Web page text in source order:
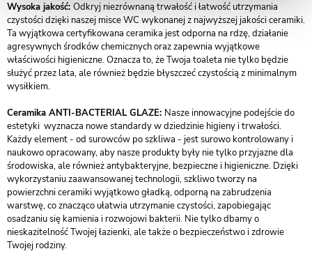
Wysoka jakość: Odkryj niezrównaną trwałość i łatwość utrzymania
czystości dzięki naszej misce WC wykonanej z najwyższej jakości ceramiki.
Ta wyjątkowa certyfikowana ceramika jest odporna na rdzę, działanie
agresywnych środków chemicznych oraz zapewnia wyjątkowe
właściwości higieniczne. Oznacza to, że Twoja toaleta nie tylko będzie
służyć przez lata, ale również będzie błyszczeć czystością z minimalnym
wysiłkiem.
Ceramika ANTI-BACTERIAL GLAZE: Nasze innowacyjne podejście do
estetyki wyznacza nowe standardy w dziedzinie higieny i trwałości.
Każdy element - od surowców po szkliwa - jest surowo kontrolowany i
naukowo opracowany, aby nasze produkty były nie tylko przyjazne dla
środowiska, ale również antybakteryjne, bezpieczne i higieniczne. Dzięki
wykorzystaniu zaawansowanej technologii, szkliwo tworzy na
powierzchni ceramiki wyjątkowo gładką, odporną na zabrudzenia
warstwę, co znacząco ułatwia utrzymanie czystości, zapobiegając
osadzaniu się kamienia i rozwojowi bakterii. Nie tylko dbamy o
nieskazitelność Twojej łazienki, ale także o bezpieczeństwo i zdrowie
Twojej rodziny.